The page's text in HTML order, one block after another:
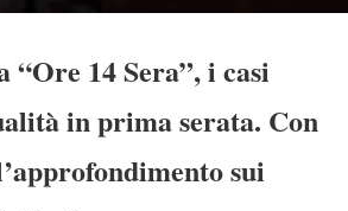
“Ore 14 Sera”, i casi
in prima serata. Con
sui